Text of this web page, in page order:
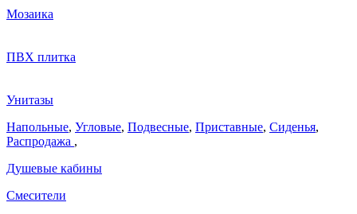
Мозаика
ПВХ плитка
Унитазы
Напольные, Угловые, Подвесные, Приставные, Сиденья,
Распродажа ,
Душевые кабины
Смесители